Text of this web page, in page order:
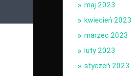
maj 2023
kwiecień 2023
marzec 2023
luty 2023
styczeń 2023